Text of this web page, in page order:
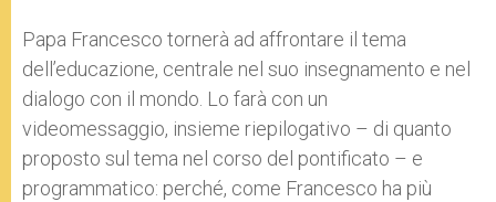
Papa Francesco tornerà ad affrontare il tema
dell’educazione, centrale nel suo insegnamento e nel
dialogo con il mondo. Lo farà con un
videomessaggio, insieme riepilogativo – di quanto
proposto sul tema nel corso del pontificato – e
programmatico: perché, come Francesco ha più